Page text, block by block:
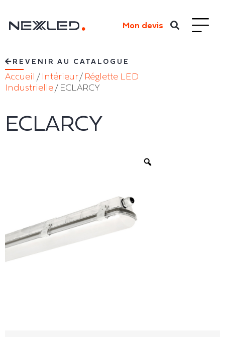
Mon devis
REVENIR AU CATALOGUE
Accueil / Intérieur/ Réglette LED
Industrielle / ECLARCY
ECLARCY